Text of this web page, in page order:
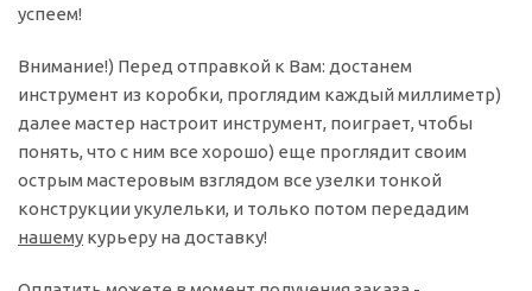
успеем!
Внимание!) Перед отправкой к Вам: достанем
инструмент из коробки, проглядим каждый миллиметр)
далее мастер настроит инструмент, поиграет, чтобы
понять, что с ним все хорошо) еще проглядит своим
острым мастеровым взглядом все узелки тонкой
конструкции укулельки, и только потом передадим
нашему курьеру на доставку!